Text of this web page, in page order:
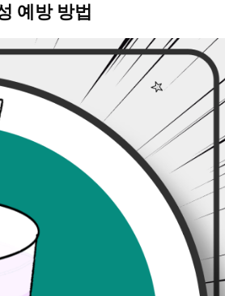
예방 방법